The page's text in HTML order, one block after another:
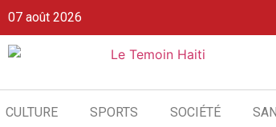
07 août 2026
CULTURE SPORTS SOCIÉTÉ